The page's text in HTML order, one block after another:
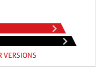
VERSIONS